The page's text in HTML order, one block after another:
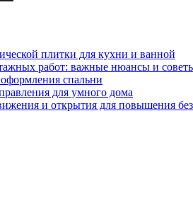
плитки для кухни и ванной
работ: важные нюансы и
спальни
для умного дома
и открытия для повышения